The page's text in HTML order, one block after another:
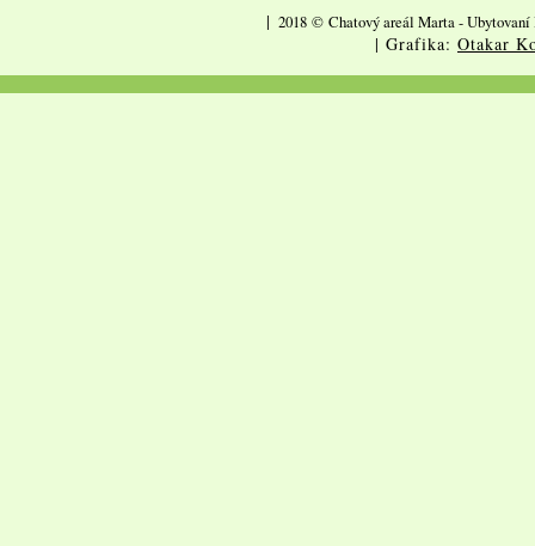
| 2018 © Chatový areál Marta -
| Grafika: Otakar